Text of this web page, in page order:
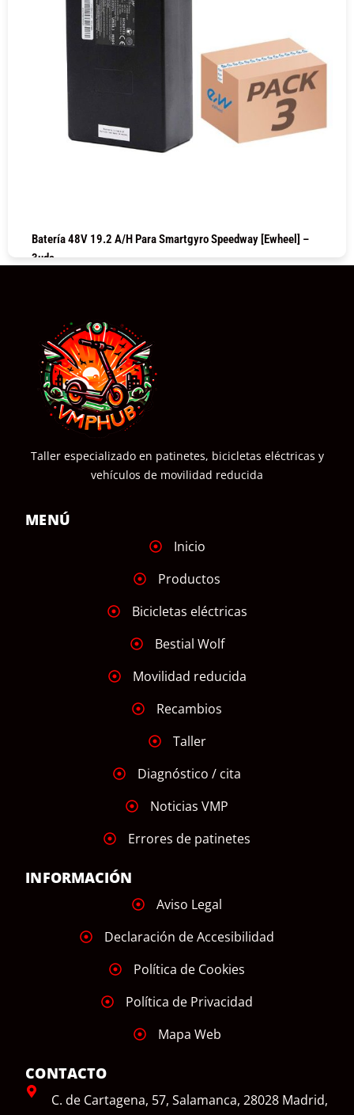
Batería 48V 19.2 A/h Para Smartgyro Speedway [Ewheel] –
3uds
Taller especializado en patinetes, bicicletas eléctricas y
vehículos de movilidad reducida
MENÚ
Inicio
Productos
Bicicletas eléctricas
Bestial Wolf
Movilidad reducida
Recambios
Taller
Diagnóstico / cita
Noticias VMP
Errores de patinetes
INFORMACIÓN
Aviso Legal
Declaración de Accesibilidad
Política de Cookies
Política de Privacidad
Mapa Web
CONTACTO
C. de Cartagena, 57, Salamanca, 28028 Madrid,